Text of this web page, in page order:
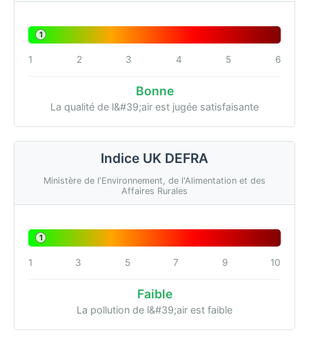
1
1 2 3 4 5 6
Bonne
La qualité de l&#39;air est jugée satisfaisante
Indice UK DEFRA
Ministère de l'Environnement, de l'Alimentation et des
Affaires Rurales
1
1 3 5 7 9 10
Faible
La pollution de l&#39;air est faible